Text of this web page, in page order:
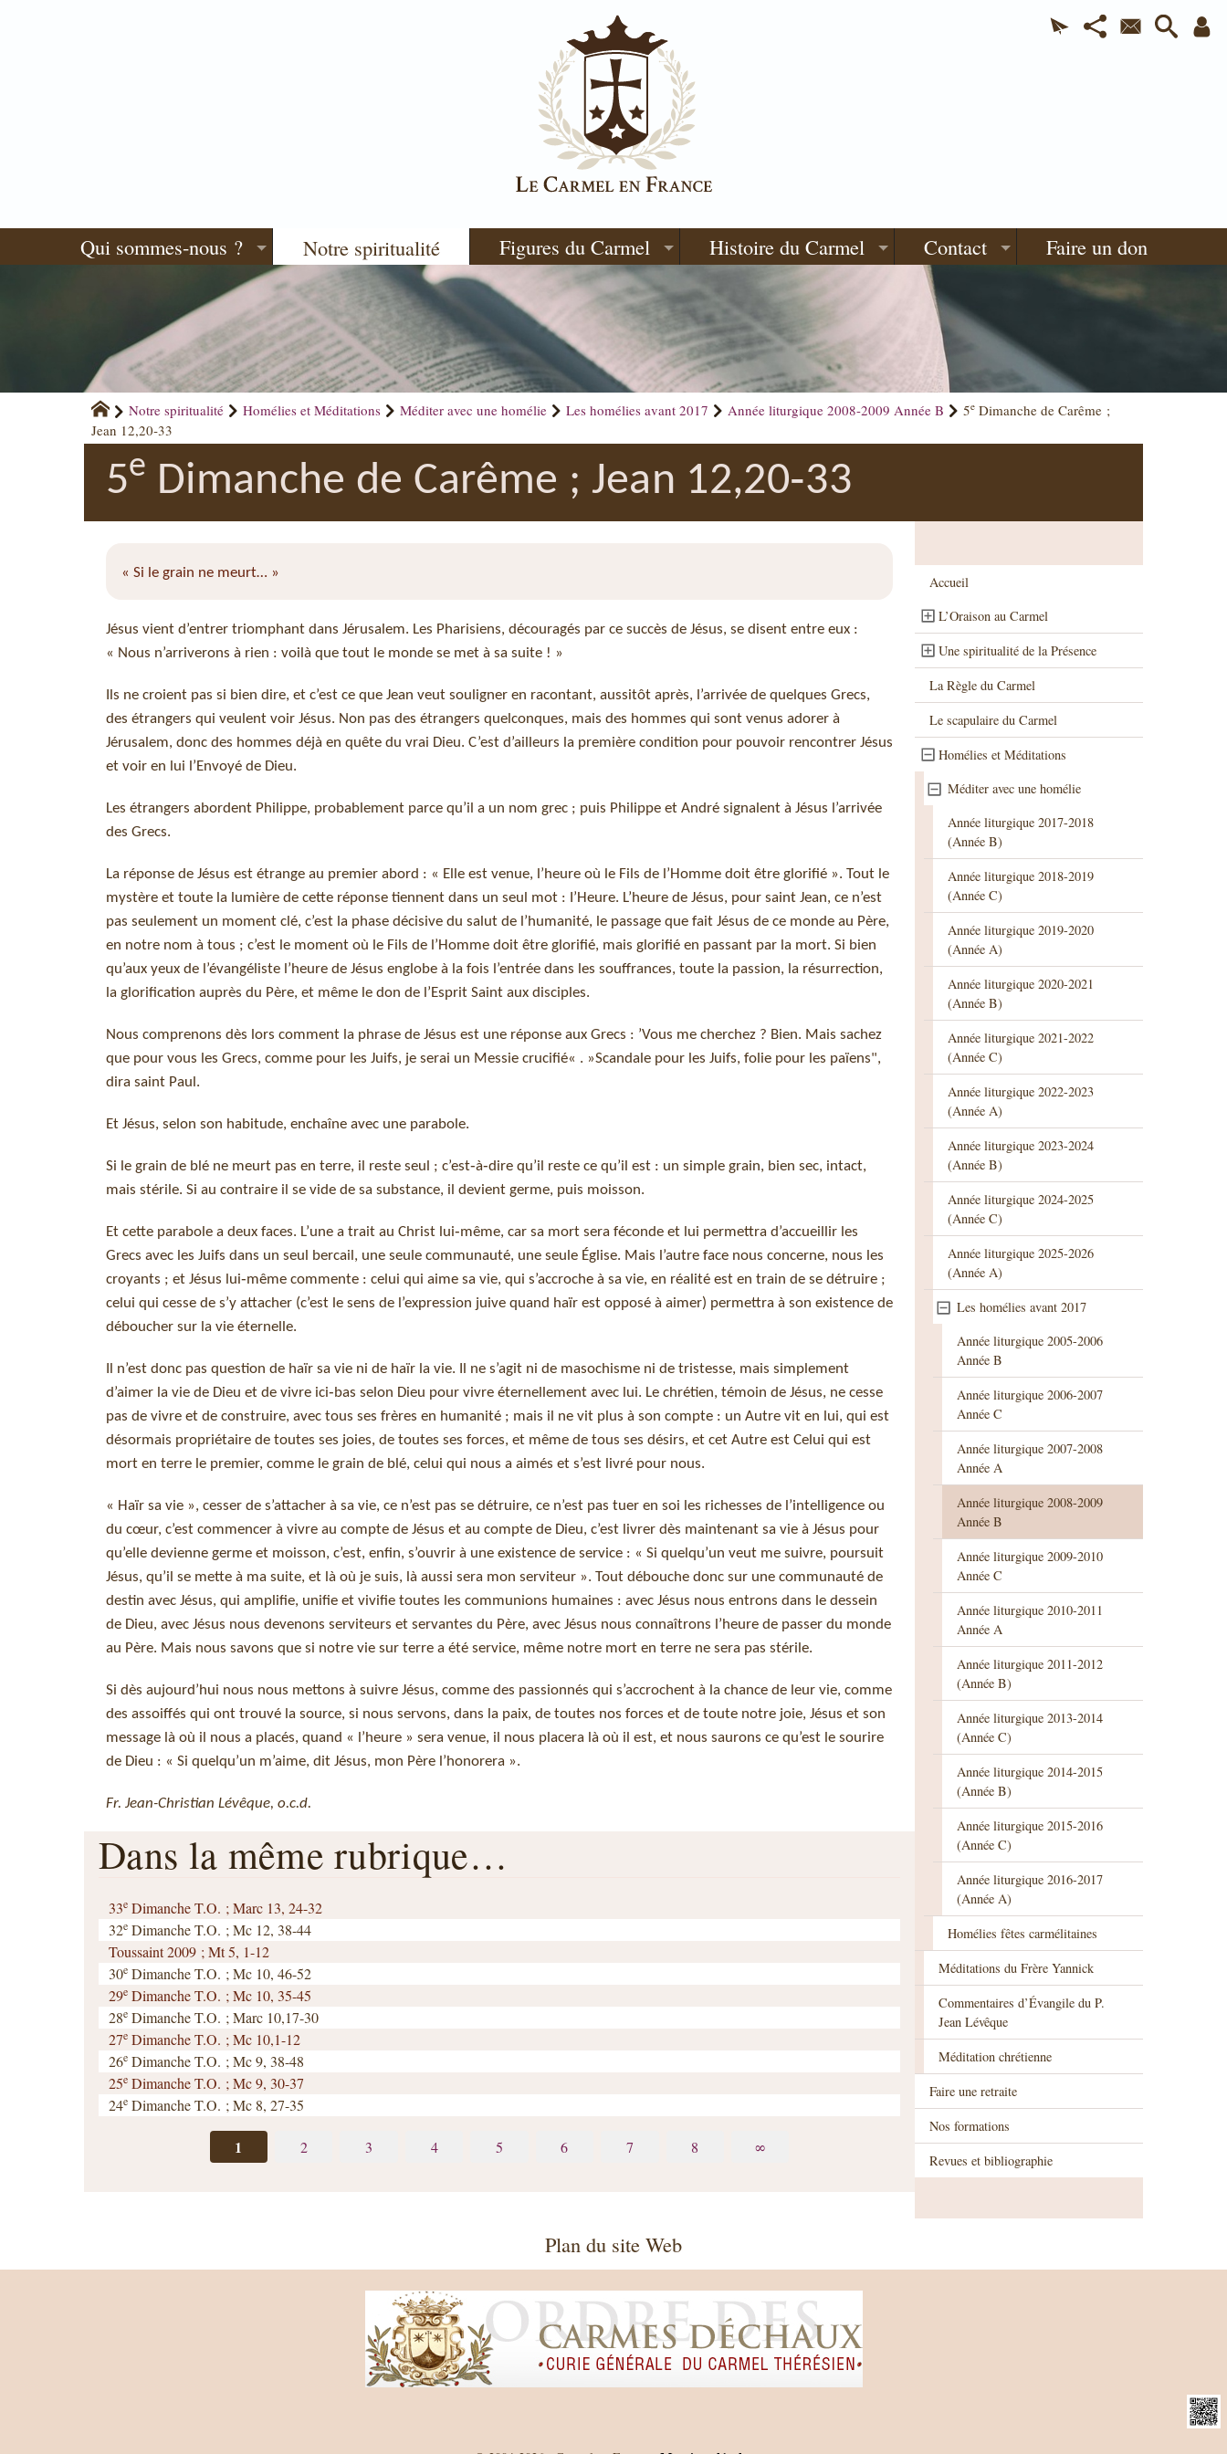
Qui sommes-nous ? Notre spiritualité Figures du Carmel Histoire du Carmel Contact Faire un don
Notre spiritualité Homélies et Méditations Méditer avec une homélie Les homélies avant 2017 Année liturgique 2008-2009 Année B 5e Dimanche de Carême ;
Jean 12,20‑33
5e Dimanche de Carême ; Jean 12,20‑33
« Si le grain ne meurt… »
Jésus vient d’entrer triomphant dans Jérusalem. Les Pharisiens, découragés par ce succès de Jésus, se disent entre eux :
« Nous n’arriverons à rien : voilà que tout le monde se met à sa suite ! »
Ils ne croient pas si bien dire, et c’est ce que Jean veut souligner en racontant, aussitôt après, l’arrivée de quelques Grecs,
des étrangers qui veulent voir Jésus. Non pas des étrangers quelconques, mais des hommes qui sont venus adorer à
Jérusalem, donc des hommes déjà en quête du vrai Dieu. C’est d’ailleurs la première condition pour pouvoir rencontrer Jésus
et voir en lui l’Envoyé de Dieu.
Les étrangers abordent Philippe, probablement parce qu’il a un nom grec ; puis Philippe et André signalent à Jésus l’arrivée
des Grecs.
La réponse de Jésus est étrange au premier abord : « Elle est venue, l’heure où le Fils de l’Homme doit être glorifié ». Tout le
mystère et toute la lumière de cette réponse tiennent dans un seul mot : I’Heure. L’heure de Jésus, pour saint Jean, ce n’est
pas seulement un moment clé, c’est la phase décisive du salut de l’humanité, le passage que fait Jésus de ce monde au Père,
en notre nom à tous ; c’est le moment où le Fils de l’Homme doit être glorifié, mais glorifié en passant par la mort. Si bien
qu’aux yeux de l’évangéliste l’heure de Jésus englobe à la fois l’entrée dans les souffrances, toute la passion, la résurrection,
la glorification auprès du Père, et même le don de l’Esprit Saint aux disciples.
Nous comprenons dès lors comment la phrase de Jésus est une réponse aux Grecs : ’Vous me cherchez ? Bien. Mais sachez
que pour vous les Grecs, comme pour les Juifs, je serai un Messie crucifié« . »Scandale pour les Juifs, folie pour les païens",
dira saint Paul.
Et Jésus, selon son habitude, enchaîne avec une parabole.
Si le grain de blé ne meurt pas en terre, il reste seul ; c’est‑à‑dire qu’il reste ce qu’il est : un simple grain, bien sec, intact,
mais stérile. Si au contraire il se vide de sa substance, il devient germe, puis moisson.
Et cette parabole a deux faces. L’une a trait au Christ lui‑même, car sa mort sera féconde et lui permettra d’accueillir les
Grecs avec les Juifs dans un seul bercail, une seule communauté, une seule Église. Mais l’autre face nous concerne, nous les
croyants ; et Jésus lui‑même commente : celui qui aime sa vie, qui s’accroche à sa vie, en réalité est en train de se détruire ;
celui qui cesse de s’y attacher (c’est le sens de l’expression juive quand haïr est opposé à aimer) permettra à son existence de
déboucher sur la vie éternelle.
Il n’est donc pas question de haïr sa vie ni de haïr la vie. Il ne s’agit ni de masochisme ni de tristesse, mais simplement
d’aimer la vie de Dieu et de vivre ici‑bas selon Dieu pour vivre éternellement avec lui. Le chrétien, témoin de Jésus, ne cesse
pas de vivre et de construire, avec tous ses frères en humanité ; mais il ne vit plus à son compte : un Autre vit en lui, qui est
désormais propriétaire de toutes ses joies, de toutes ses forces, et même de tous ses désirs, et cet Autre est Celui qui est
mort en terre le premier, comme le grain de blé, celui qui nous a aimés et s’est livré pour nous.
« Haïr sa vie », cesser de s’attacher à sa vie, ce n’est pas se détruire, ce n’est pas tuer en soi les richesses de l’intelligence ou
du cœur, c’est commencer à vivre au compte de Jésus et au compte de Dieu, c’est livrer dès maintenant sa vie à Jésus pour
qu’elle devienne germe et moisson, c’est, enfin, s’ouvrir à une existence de service : « Si quelqu’un veut me suivre, poursuit
Jésus, qu’il se mette à ma suite, et là où je suis, là aussi sera mon serviteur ». Tout débouche donc sur une communauté de
destin avec Jésus, qui amplifie, unifie et vivifie toutes les communions humaines : avec Jésus nous entrons dans le dessein
de Dieu, avec Jésus nous devenons serviteurs et servantes du Père, avec Jésus nous connaîtrons l’heure de passer du monde
au Père. Mais nous savons que si notre vie sur terre a été service, même notre mort en terre ne sera pas stérile.
Si dès aujourd’hui nous nous mettons à suivre Jésus, comme des passionnés qui s’accrochent à la chance de leur vie, comme
des assoiffés qui ont trouvé la source, si nous servons, dans la paix, de toutes nos forces et de toute notre joie, Jésus et son
message là où il nous a placés, quand « l’heure » sera venue, il nous placera là où il est, et nous saurons ce qu’est le sourire
de Dieu : « Si quelqu’un m’aime, dit Jésus, mon Père l’honorera ».
Fr. Jean-Christian Lévêque, o.c.d.
Dans la même rubrique…
33e Dimanche T.O. ; Marc 13, 24-32
32e Dimanche T.O. ; Mc 12, 38-44
Toussaint 2009 ; Mt 5, 1-12
30e Dimanche T.O. ; Mc 10, 46-52
29e Dimanche T.O. ; Mc 10, 35-45
28e Dimanche T.O. ; Marc 10,17-30
27e Dimanche T.O. ; Mc 10,1-12
26e Dimanche T.O. ; Mc 9, 38-48
25e Dimanche T.O. ; Mc 9, 30-37
24e Dimanche T.O. ; Mc 8, 27-35
1 2 3 4 5 6 7 8 ∞
Accueil
L’Oraison au Carmel
Une spiritualité de la Présence
La Règle du Carmel
Le scapulaire du Carmel
Homélies et Méditations
Méditer avec une homélie
Année liturgique 2017-2018
(Année B)
Année liturgique 2018-2019
(Année C)
Année liturgique 2019-2020
(Année A)
Année liturgique 2020-2021
(Année B)
Année liturgique 2021-2022
(Année C)
Année liturgique 2022-2023
(Année A)
Année liturgique 2023-2024
(Année B)
Année liturgique 2024-2025
(Année C)
Année liturgique 2025-2026
(Année A)
Les homélies avant 2017
Année liturgique 2005-2006
Année B
Année liturgique 2006-2007
Année C
Année liturgique 2007-2008
Année A
Année liturgique 2008-2009
Année B
Année liturgique 2009-2010
Année C
Année liturgique 2010-2011
Année A
Année liturgique 2011-2012
(Année B)
Année liturgique 2013-2014
(Année C)
Année liturgique 2014-2015
(Année B)
Année liturgique 2015-2016
(Année C)
Année liturgique 2016-2017
(Année A)
Homélies fêtes carmélitaines
Méditations du Frère Yannick
Commentaires d’Évangile du P.
Jean Lévêque
Méditation chrétienne
Faire une retraite
Nos formations
Revues et bibliographie
Plan du site Web